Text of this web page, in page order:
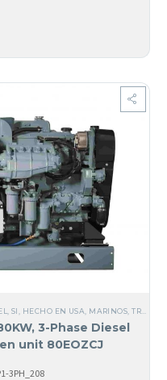
,SI, HECHO EN USA MARINOS ,TRIFÁSICO
3-Phase Diesel
unit 80EOZCJ
3PH_208